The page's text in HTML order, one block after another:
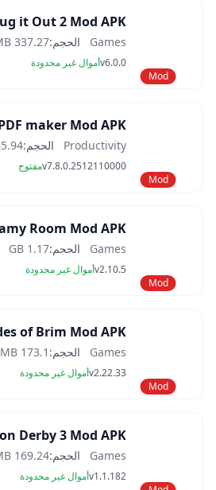
Mod
Games الحجم:337.27 MB
v6.0.0أموال غير محدودة
Mod
Productivity الحجم:MB
v7.8.0.2512110000مفتوح
Mod
Room Mod APK
Games الحجم:1.17 GB
v2.10.5أموال غير محدودة
Mod
of Brim Mod APK
Games الحجم: 173.1 MB
v2.22.33أموال غير محدودة
Derby 3 Mod APK
Games الحجم:169.24 MB
v1.1.182أموال غير محدودة